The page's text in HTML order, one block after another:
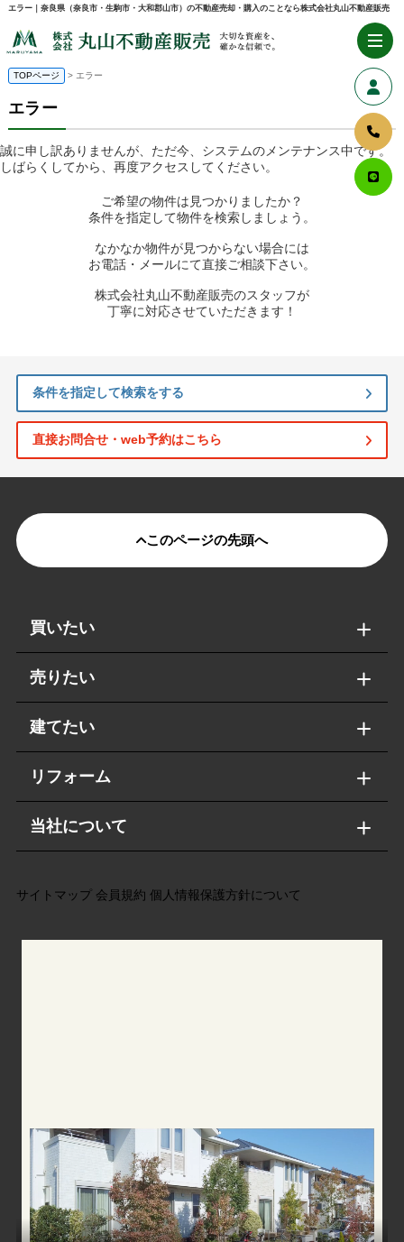
エラー｜奈良県（奈良市・生駒市・大和郡山市）の不動産売却・購入のことなら株式会社丸山不動産販売
TOPページ > エラー
エラー
誠に申し訳ありませんが、ただ今、システムのメンテナンス中です。
しばらくしてから、再度アクセスしてください。
ご希望の物件は見つかりましたか？
条件を指定して物件を検索しましょう。
なかなか物件が見つからない場合には
お電話・メールにて直接ご相談下さい。
株式会社丸山不動産販売のスタッフが
丁寧に対応させていただきます！
条件を指定して検索をする
直接お問合せ・web予約はこちら
このページの先頭へ
買いたい
売りたい
建てたい
リフォーム
当社について
サイトマップ 会員規約 個人情報保護方針について